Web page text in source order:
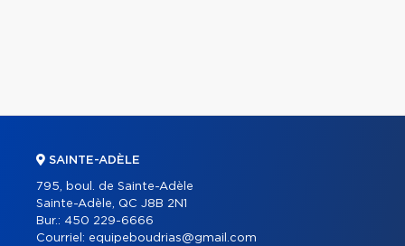
SAINTE-ADÈLE
795, boul. de Sainte-Adèle
Sainte-Adèle, QC J8B 2N1
Bur.: 450 229-6666
Courriel: equipeboudrias@gmail.com